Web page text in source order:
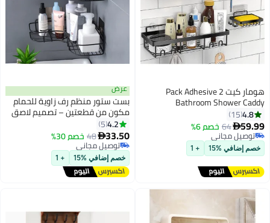
هومار كيت 2 Pack Adhesive
Bathroom Shower Caddy
Organizer Rack with 2pcs Soap
Dish Holder wall mounted
Stainless Steel Floating Storage
Basket Shelves with Hooks For
Kitchen and Bathroom Black
4.8
15
59.99
64 خصم 6%
توصيل مجاني
توصيل مجاني
خصم إضافي %15 + 1
عرض
بست ستور منظم رف زاوية للحمام
مكون من قطعتين – تصميم لاصق
ذاتي بدون حفر، مقاوم للصدأ، مثبت
على الحائط لتنظيم التخزين في
الحمام والمطبخ مع 4 ملصقات
تثبيت قوية، باللون الأسود
4.2
5
33.50
48 خصم 30%
توصيل مجاني
توصيل مجاني
خصم إضافي %15 + 1